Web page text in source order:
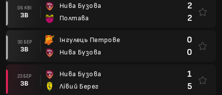
06 КВІ
ЗВ
Нива Бузова
Полтава
2
2
30 БЕР
ЗВ
Інгулець Петрове
Нива Бузова
0
0
23 БЕР
ЗВ
Нива Бузова
Лівий Берег
1
5